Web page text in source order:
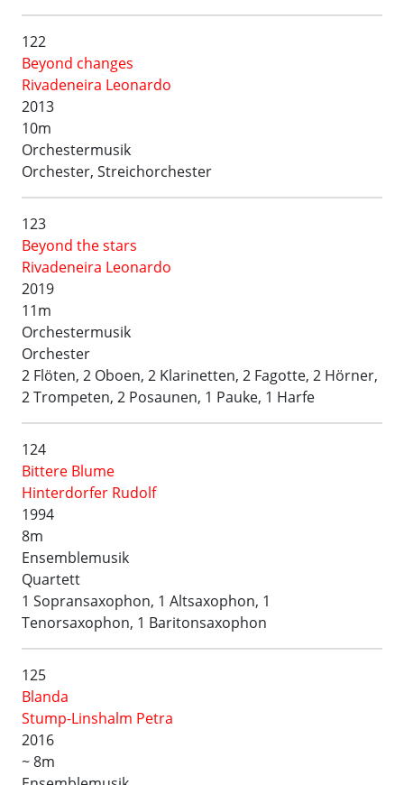
122
Beyond changes
Rivadeneira Leonardo
2013
10m
Orchestermusik
Orchester, Streichorchester
123
Beyond the stars
Rivadeneira Leonardo
2019
11m
Orchestermusik
Orchester
2 Flöten, 2 Oboen, 2 Klarinetten, 2 Fagotte, 2 Hörner,
2 Trompeten, 2 Posaunen, 1 Pauke, 1 Harfe
124
Bittere Blume
Hinterdorfer Rudolf
1994
8m
Ensemblemusik
Quartett
1 Sopransaxophon, 1 Altsaxophon, 1
Tenorsaxophon, 1 Baritonsaxophon
125
Blanda
Stump-Linshalm Petra
2016
~ 8m